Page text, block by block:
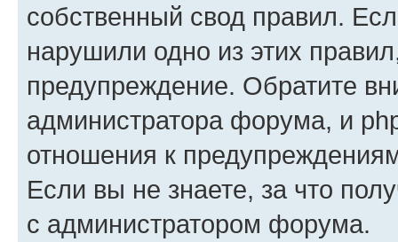
собственный свод правил.
нарушили одно из этих
предупреждение. Обратите
администратора форума, и
отношения к
Если вы не знаете, за что
с администратором форума.